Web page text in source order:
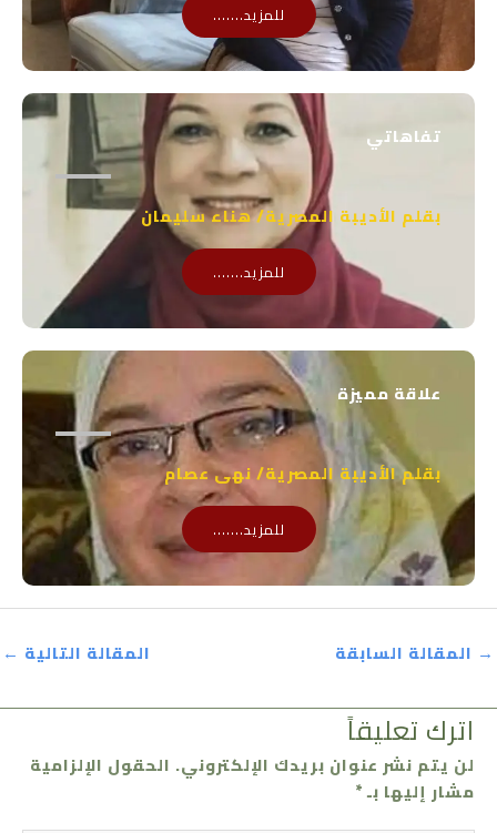
للمزيد.......
تفاهاتي
بقلم الأديبة المصرية/ هناء سليمان
للمزيد.......
علاقة مميزة
بقلم الأديبة المصرية/ نهى عصام
للمزيد.......
→ المقالة السابقة المقالة التالية ←
اترك تعليقاً
لن يتم نشر عنوان بريدك الإلكتروني. الحقول الإلزامية
مشار إليها بـ*